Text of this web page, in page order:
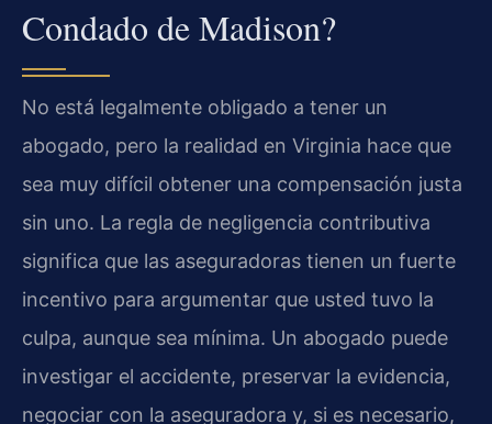
Condado de Madison?
No está legalmente obligado a tener un
abogado, pero la realidad en Virginia hace que
sea muy difícil obtener una compensación justa
sin uno. La regla de negligencia contributiva
significa que las aseguradoras tienen un fuerte
incentivo para argumentar que usted tuvo la
culpa, aunque sea mínima. Un abogado puede
investigar el accidente, preservar la evidencia,
negociar con la aseguradora y, si es necesario,